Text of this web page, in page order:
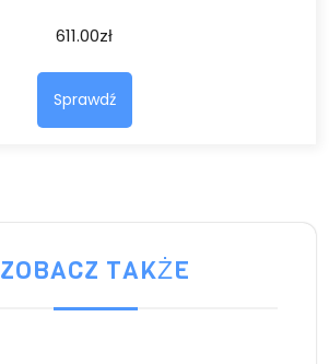
611.00zł
Sprawdź
ZOBACZ TAKŻE